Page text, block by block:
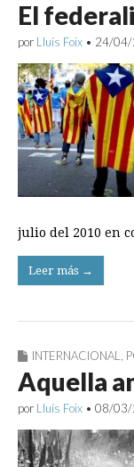
El
por Lluís Foix • 24/
julio del 2010 en
Leer más →
INTERNACIONAL
Aquella
por Lluís Foix • 08/